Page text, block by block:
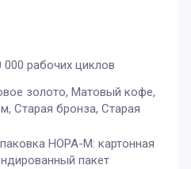
рабочих циклов
золото, Матовый кофе,
Старая бронза, Старая
НОРА-М: картонная
пакет